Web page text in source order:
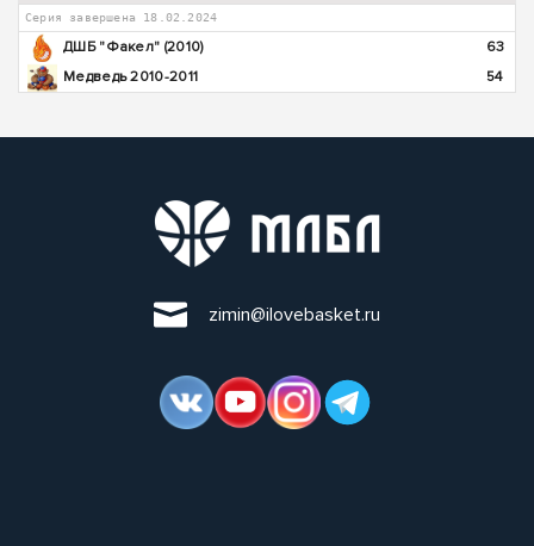
Серия завершена 18.02.2024
ДШБ "Факел" (2010)
63
Медведь 2010-2011
54
zimin@ilovebasket.ru